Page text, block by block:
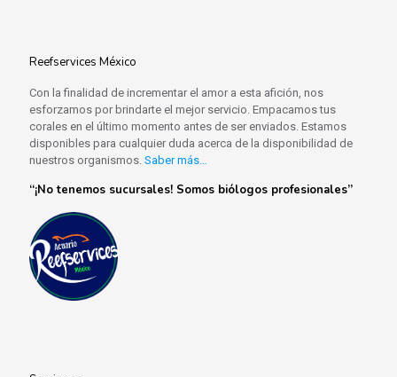
Reefservices México
Con la finalidad de incrementar el amor a esta afición, nos
esforzamos por brindarte el mejor servicio. Empacamos tus
corales en el último momento antes de ser enviados. Estamos
disponibles para cualquier duda acerca de la disponibilidad de
nuestros organismos. Saber más…
“¡No tenemos sucursales! Somos biólogos profesionales”